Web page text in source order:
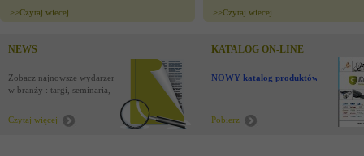
>>Czytaj wiecej >>Czytaj wiecej
NEWS
Zobacz najnowsze wydarzenia
w branży : targi, seminaria,
Czytaj więcej
KATALOG ON-LINE
NOWY katalog produktów !
Pobierz